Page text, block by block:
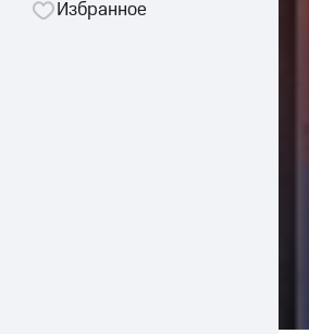
Избранное